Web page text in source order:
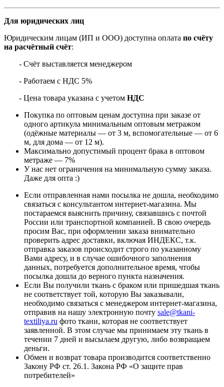
Для юридических лиц
Юридическим лицам (ИП и ООО) доступна оплата по счёту
на расчётный счёт:
- Счёт выставляется менеджером
- Работаем с НДС 5%
- Цена товара указана с учетом НДС
Покупка по оптовым ценам доступна при заказе от
одного артикула минимальным оптовым метражом
(одёжные материалы — от 3 м, вспомогательные — от 6
м, для дома — от 12 м).
Максимально допустимый процент брака в оптовом
метраже — 7%
У нас нет ограничения на минимальную сумму заказа.
Даже для опта :)
Если отправленная нами посылка не дошла, необходимо
связаться с консультантом интернет-магазина. Мы
постараемся выяснить причину, связавшись с почтой
России или транспортной компанией. В свою очередь
просим Вас, при оформлении заказа внимательно
проверить адрес доставки, включая ИНДЕКС, т.к.
отправка заказов происходит строго по указанному
Вами адресу, и в случае ошибочного заполнения
данных, потребуется дополнительное время, чтобы
посылка дошла до верного пункта назначения.
Если Вы получили ткань с браком или пришедшая ткань
не соответствует той, которую Вы заказывали,
необходимо связаться с менеджером интернет-магазина,
отправив на нашу электронную почту sale@tkani-
textiliya.ru фото ткани, которая не соответствует
заявленной. В этом случае мы принимаем эту ткань в
течении 7 дней и высылаем другую, либо возвращаем
деньги.
Обмен и возврат товара производится соответственно
Закону РФ ст. 26.1. Закона РФ «О защите прав
потребителей»